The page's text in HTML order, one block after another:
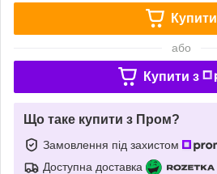
Купити
або
Купити з
Що таке купити з Пром?
Замовлення під захистом
Доступна доставка